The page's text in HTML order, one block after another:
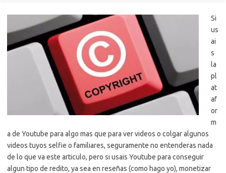
Si
us
ai
s
la
pl
at
af
or
m
a de Youtube para algo mas que para ver videos o colgar algunos
videos tuyos selfie o familiares, seguramente no entenderas nada
de lo que va este articulo, pero si usais Youtube para conseguir
algun tipo de redito, ya sea en reseñas (como hago yo), monetizar